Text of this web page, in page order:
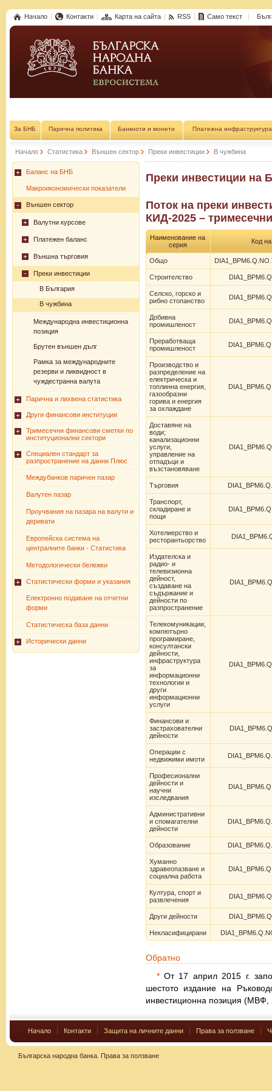
Начало Контакти Карта на сайта RSS Само текст
За БНБ Парична политика Банкноти и монети Платежна инфраструктура
Начало Статистика Външен сектор Преки инвестиции В чужбина
Баланс на БНБ
Макроикономически показатели
Външен сектор
Валутни курсове
Платежен баланс
Външна търговия
Преки инвестиции
В България
В чужбина
Международна инвестиционна
позиция
Брутен външен дълг
Рамка за международните
резерви и ликвидност в
чуждестранна валута
Парична и лихвена статистика
Други финансови институции
Тримесечни финансови сметки по
институционални сектори
Специален стандарт за
разпространение на данни Плюс
Междубанков паричен пазар
Валутен пазар
Проучвания на пазара на валути и
деривати
Европейска система на
централните банки - Статистика
Методологически бележки
Статистически форми и указания
Електронно подаване на отчетни
форми
Статистическа база данни
Исторически данни
Преки инвестиции на
Поток на преки
КИД-2025 –
Наименование на
серия
Код
Общо
Строителство
Селско, горско и
рибно стопанство
Добивна
промишленост
Преработваща
промишленост
Производство и
разпределение на
електрическа и
топлинна енергия,
газообразни
горива и енергия
за охлаждане
Доставяне на
води;
канализационни
услуги,
управление на
отпадъци и
възстановяване
Търговия
Транспорт,
складиране и
пощи
Хотелиерство и
ресторантьорство
Издателска и
радио- и
телевизионна
дейност,
създаване на
съдържание и
дейности по
разпространение
Телекомуникации,
компютърно
програмиране,
консултански
дейности,
инфраструктура
за
информационни
технологии и
други
информационни
услуги
Финансови и
застрахователни
дейности
Операции с
недвижими имоти
Професионални
дейности и
научни
изследвания
Административни
и спомагателни
дейности
Образование
Хуманно
здравеопазване и
социална работа
Култура, спорт и
развлечения
Други дейности
Некласифицирани
Обратно
*От 17 април 2015 г.
шестото издание на
инвестиционна позиция (МВФ,
Начало Контакти Защита на личните данни Права за ползване
Българска народна банка. Права за ползване